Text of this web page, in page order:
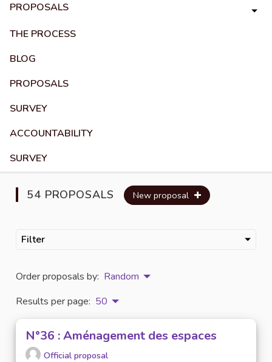
PROPOSALS
THE PROCESS
BLOG
PROPOSALS
SURVEY
ACCOUNTABILITY
SURVEY
54 PROPOSALS New proposal
Filter
Order proposals by: Random
Results per page: 50
N°36 : Aménagement des espaces
Official proposal